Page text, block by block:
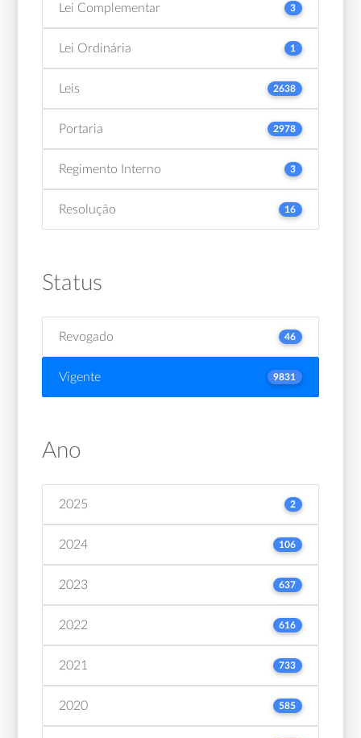
Lei Complementar 3
Lei Ordinária 1
Leis 2638
Portaria 2978
Regimento Interno 3
Resolução 16
Status
Revogado 46
Vigente 9831
Ano
2025 2
2024 106
2023 637
2022 616
2021 733
2020 585